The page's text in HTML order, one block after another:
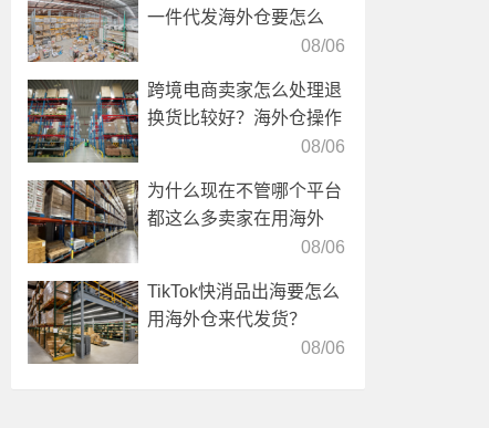
一件代发海外仓要怎么
08/06
跨境电商卖家怎么处理退
换货比较好？海外仓操作
08/06
为什么现在不管哪个平台
都这么多卖家在用海外
08/06
TikTok快消品出海要怎么
用海外仓来代发货？
08/06